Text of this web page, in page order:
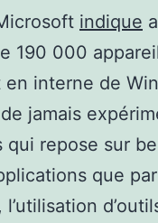
indique
190 000
interne de
jamais
repose sur
que